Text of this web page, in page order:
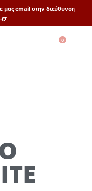
μας email στην διεύθυνση
0